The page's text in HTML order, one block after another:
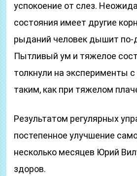
успокоение от слез.
состояния имеет другие
рыданий человек дышит по-
Пытливый ум и тяжелое
толкнули на эксперименты
таким, как при тяжелом
Результатом регулярных
постепенное улучшение
несколько месяцев Юрий
здоров.